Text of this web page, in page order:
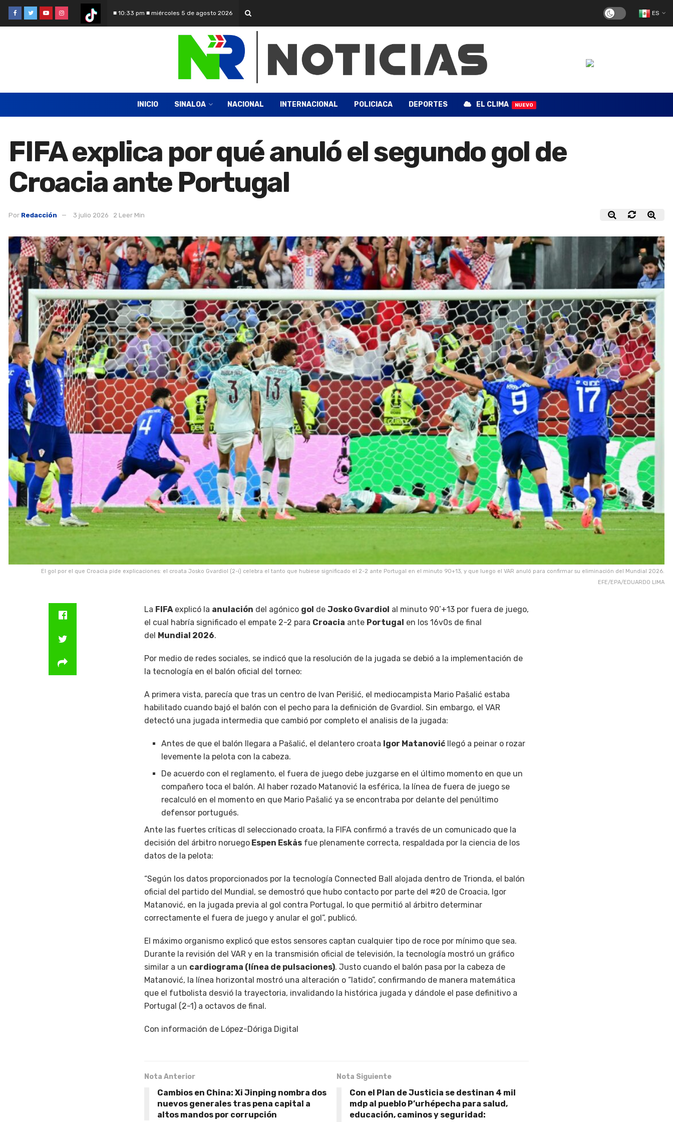
■ 10:33 pm ■ miércoles 5 de agosto 2026 ES
INICIO SINALOA NACIONAL INTERNACIONAL POLICIACA DEPORTES EL CLIMA NUEVO
FIFA explica por qué anuló el segundo gol de
Croacia ante Portugal
Por Redacción 3 julio 2026 2 Leer Min
El gol por el que Croacia pide explicaciones: el croata Josko Gvardiol (2-i) celebra el tanto que hubiese significado el 2-2 ante Portugal en el minuto 90+13, y que luego el VAR anuló para confirmar su eliminación del Mundial 2026.
EFE/EPA/EDUARDO LIMA
La FIFAexplicó la anulación del agónico gol de Josko Gvardiol al minuto 90’+13 por fuera de juego,
el cual habría significado el empate 2-2 para Croacia ante Portugal en los 16v0s de final
del Mundial 2026.
Por medio de redes sociales, se indicó que la resolución de la jugada se debió a la implementación de
la tecnología en el balón oficial del torneo:
A primera vista, parecía que tras un centro de Ivan Perišić, el mediocampista Mario Pašalić estaba
habilitado cuando bajó el balón con el pecho para la definición de Gvardiol. Sin embargo, el VAR
detectó una jugada intermedia que cambió por completo el analisis de la jugada:
Antes de que el balón llegara a Pašalić, el delantero croata Igor Matanović llegó a peinar o rozar
levemente la pelota con la cabeza.
De acuerdo con el reglamento, el fuera de juego debe juzgarse en el último momento en que un
compañero toca el balón. Al haber rozado Matanović la esférica, la línea de fuera de juego se
recalculó en el momento en que Mario Pašalić ya se encontraba por delante del penúltimo
defensor portugués.
Ante las fuertes críticas dl seleccionado croata, la FIFA confirmó a través de un comunicado que la
decisión del árbitro noruego Espen Eskås fue plenamente correcta, respaldada por la ciencia de los
datos de la pelota:
“Según los datos proporcionados por la tecnología Connected Ball alojada dentro de Trionda, el balón
oficial del partido del Mundial, se demostró que hubo contacto por parte del #20 de Croacia, Igor
Matanović, en la jugada previa al gol contra Portugal, lo que permitió al árbitro determinar
correctamente el fuera de juego y anular el gol”, publicó.
El máximo organismo explicó que estos sensores captan cualquier tipo de roce por mínimo que sea.
Durante la revisión del VAR y en la transmisión oficial de televisión, la tecnología mostró un gráfico
similar a un cardiograma (línea de pulsaciones). Justo cuando el balón pasa por la cabeza de
Matanović, la línea horizontal mostró una alteración o “latido”, confirmando de manera matemática
que el futbolista desvió la trayectoria, invalidando la histórica jugada y dándole el pase definitivo a
Portugal (2-1) a octavos de final.
Con información de López-Dóriga Digital
Nota Anterior
Cambios en China: Xi Jinping nombra dos
nuevos generales tras pena capital a
altos mandos por corrupción
Nota Siguiente
Con el Plan de Justicia se destinan 4 mil
mdp al pueblo P’urhépecha para salud,
educación, caminos y seguridad: